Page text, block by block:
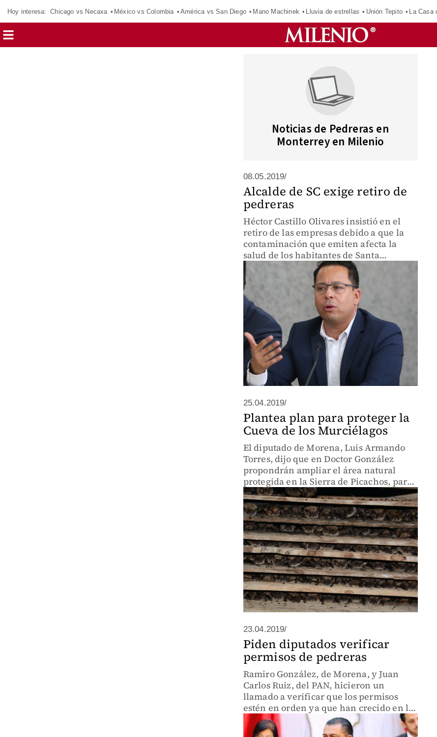
Hoy interesa: Chicago vs Necaxa México vs Colombia América vs San Diego Mano Machinek Lluvia de estrellas Unión Tepito La Casa
Noticias de Pedreras en
Monterrey en Milenio
08.05.2019/
Alcalde de SC exige retiro de
pedreras
Héctor Castillo Olivares insistió en el
retiro de las empresas debido a que la
contaminación que emiten afecta la
salud de los habitantes de Santa
Catarina.
25.04.2019/
Plantea plan para proteger la
Cueva de los Murciélagos
El diputado de Morena, Luis Armando
Torres, dijo que en Doctor González
propondrán ampliar el área natural
protegida en la Sierra de Picachos, para
que no se instale una pedrera.
23.04.2019/
Piden diputados verificar
permisos de pedreras
Ramiro González, de Morena, y Juan
Carlos Ruiz, del PAN, hicieron un
llamado a verificar que los permisos
estén en orden ya que han crecido en los
últimos tres años, los que lleva el
gobierno independiente.